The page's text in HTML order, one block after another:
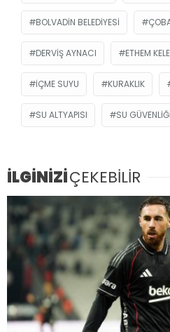
BOLVADIN BELEDIYESI
DERVIŞ AYNACI ETHEM
IÇME SUYU KURAKLIK
SU ALTYAPISI SU GÜVENLIĞI
İLGİNİZİÇEKEBİLİR